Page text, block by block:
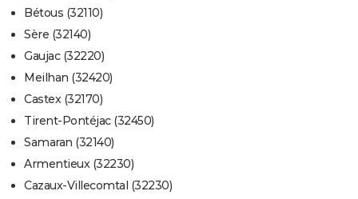
Bétous (32110)
Sère (32140)
Gaujac (32220)
Meilhan (32420)
Castex (32170)
Tirent-Pontéjac (32450)
Samaran (32140)
Armentieux (32230)
Cazaux-Villecomtal (32230)